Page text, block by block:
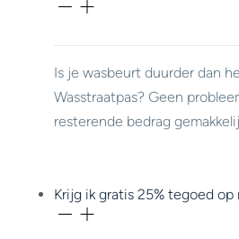
Is je wasbeurt duurder dan
Wasstraatpas? Geen
resterende bedrag
Krijg ik gratis 25% tegoed op